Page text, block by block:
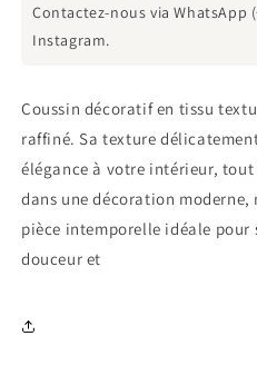
Contactez-nous via WhatsApp
Instagram.
Coussin décoratif en tissu
raffiné. Sa texture
élégance à votre intérieur,
dans une décoration
pièce intemporelle idéale pour
douceur et